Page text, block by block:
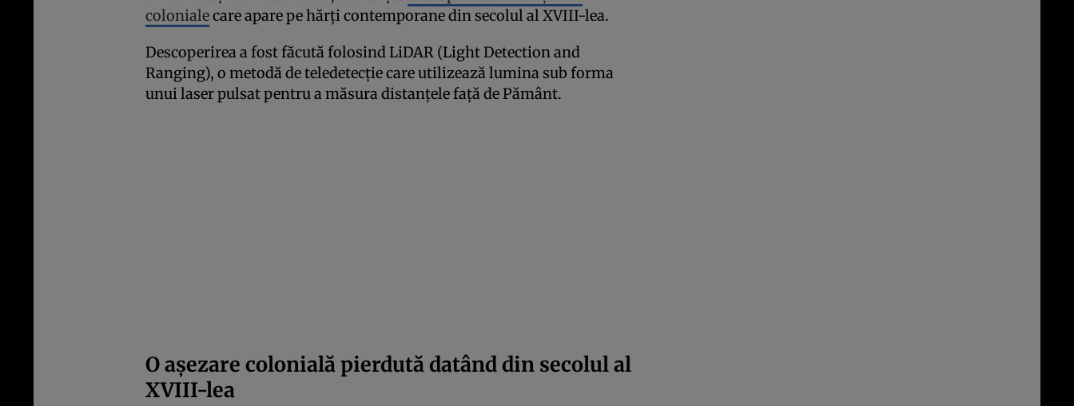
colonialecare apare pe hărți contemporane din secolul al XVIII-lea.
Descoperirea a fost făcută folosind LiDAR (Light Detection and
Ranging), o metodă de teledetecție care utilizează lumina sub forma
unui laser pulsat pentru a măsura distanțele față de Pământ.
O așezare colonială pierdută datând din secolul al
XVIII-lea